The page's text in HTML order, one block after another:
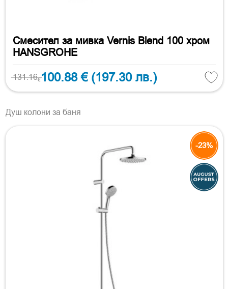
Смесител за мивка Vernis Blend 100 хром
HANSGROHE
131.16€100.88 € (197.30 лв.)
Душ колони за баня
-23%